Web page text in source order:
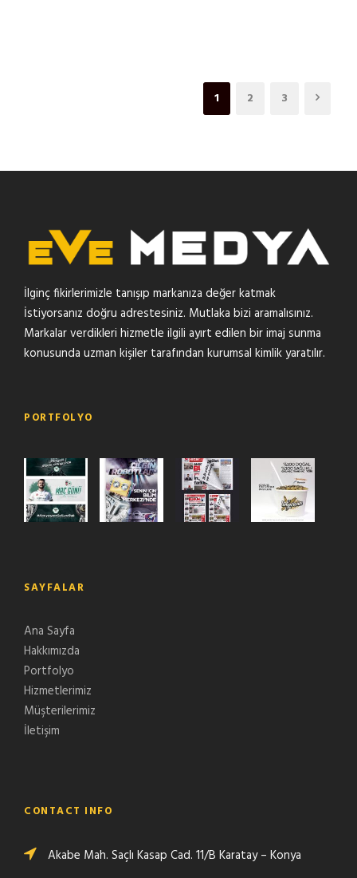
1 2 3
İlginç fikirlerimizle tanışıp markanıza değer katmak
İstiyorsanız doğru adrestesiniz. Mutlaka bizi aramalısınız.
Markalar verdikleri hizmetle ilgili ayırt edilen bir imaj sunma
konusunda uzman kişiler tarafından kurumsal kimlik yaratılır.
PORTFOLYO
SAYFALAR
Ana Sayfa
Hakkımızda
Portfolyo
Hizmetlerimiz
Müşterilerimiz
İletişim
CONTACT INFO
Akabe Mah. Saçlı Kasap Cad. 11/B Karatay – Konya